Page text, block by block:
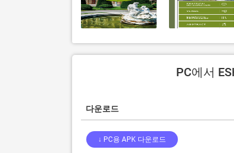
PC에서
다운로드
↓ PC용 APK 다운로드